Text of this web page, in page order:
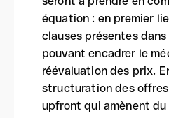
équation : en premier
clauses présentes
pouvant encadrer le
réévaluation des prix.
structuration des
upfront qui amènent